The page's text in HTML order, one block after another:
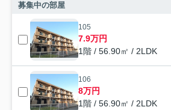
募集中の部屋
105
7.9万円
1階 / 56.90㎡ / 2LDK
106
8万円
1階 / 56.90㎡ / 2LDK